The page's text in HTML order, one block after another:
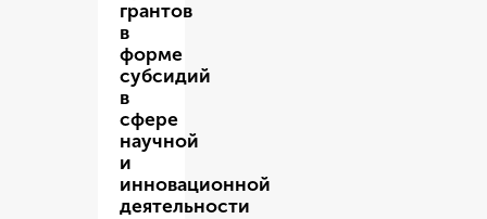
грантов
в
форме
субсидий
в
сфере
научной
и
инновационной
деятельности